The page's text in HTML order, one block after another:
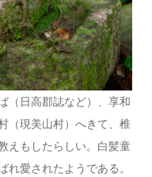
（日高郡誌など）、享和
（現美山村）へきて、椎
えもしたらしい。白髪童
愛されたようである。